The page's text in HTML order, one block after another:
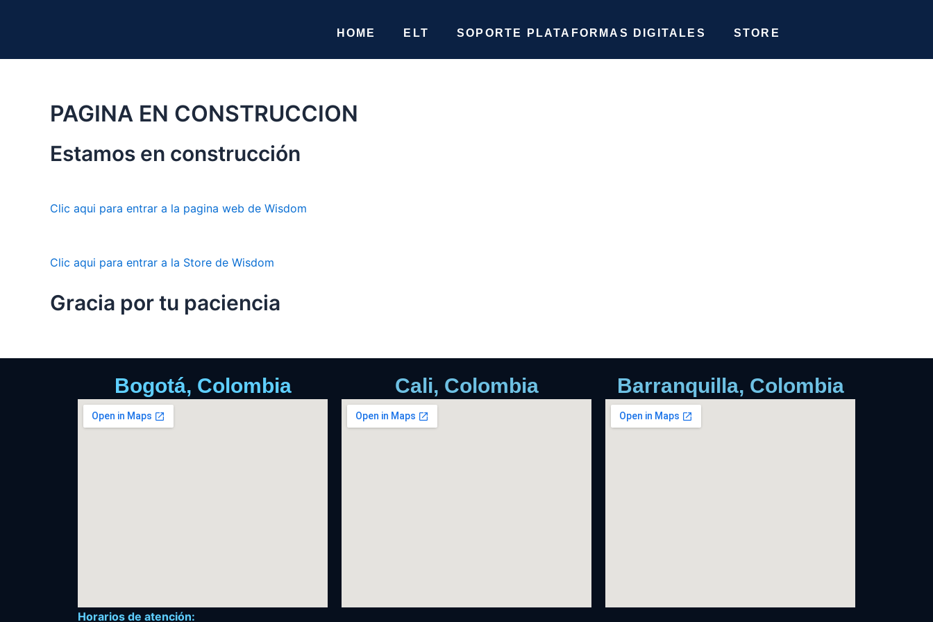
HOME ELT SOPORTE PLATAFORMAS DIGITALES STORE
PAGINA EN CONSTRUCCION
Estamos en construcción
Clic aqui para entrar a la pagina web de Wisdom
Clic aqui para entrar a la Store de Wisdom
Gracia por tu paciencia
Bogotá, Colombia
Horarios de atención:
Cali, Colombia Barranquilla, Colombia